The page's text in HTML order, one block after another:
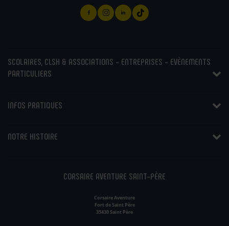
SCOLAIRES, CLSH & ASSOCIATIONS - ENTREPRISES - EVÈNEMENTS
PARTICULIERS
INFOS PRATIQUES
NOTRE HISTOIRE
CORSAIRE AVENTURE SAINT-PÈRE
Corsaire Aventure
Fort de Saint Père
35430 Saint Père